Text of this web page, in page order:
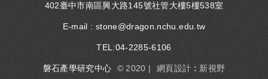
402臺中市南區興大路145號社管大樓5樓538室
E-mail : stone@dragon.nchu.edu.tw
TEL:04-2285-6106
磐石產學研究中心 © 2020 | 網頁設計 : 新視野